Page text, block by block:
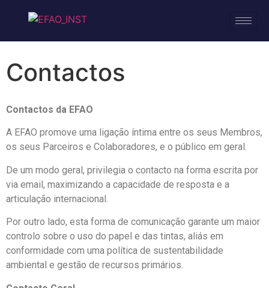
Contactos
Contactos da EFAO
A EFAO promove uma ligação íntima entre os seus Membros,
os seus Parceiros e Colaboradores, e o público em geral.
De um modo geral, privilegia o contacto na forma escrita por
via email, maximizando a capacidade de resposta e a
articulação internacional.
Por outro lado, esta forma de comunicação garante um maior
controlo sobre o uso do papel e das tintas, aliás em
conformidade com uma política de sustentabilidade
ambiental e gestão de recursos primários.